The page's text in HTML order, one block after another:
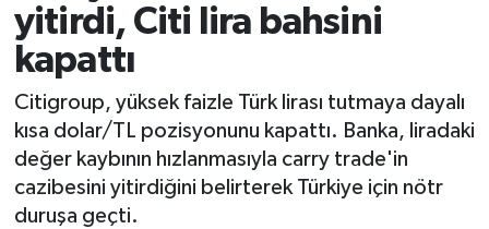
yitirdi, Citi lira bahsini
kapattı
Citigroup, yüksek faizle Türk lirası tutmaya dayalı
kısa dolar/TL pozisyonunu kapattı. Banka, liradaki
değer kaybının hızlanmasıyla carry trade'in
cazibesini yitirdiğini belirterek Türkiye için nötr
duruşa geçti.